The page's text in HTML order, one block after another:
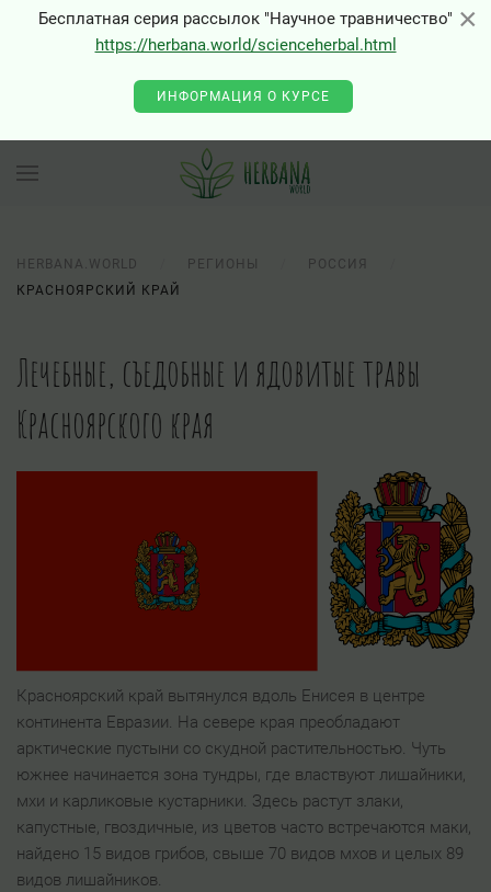
×
Бесплатная серия рассылок "Научное травничество"
https://herbana.world/scienceherbal.html
ИНФОРМАЦИЯ О КУРСЕ
HERBANA.WORLD РЕГИОНЫ
РОССИЯ
КРАСНОЯРСКИЙ КРАЙ
Лечебные, съедобные и ядовитые травы
Красноярского края
Красноярский край вытянулся вдоль Енисея в центре
континента Евразии. На севере края преобладают
арктические пустыни со скудной растительностью. Чуть
южнее начинается зона тундры, где властвуют лишайники,
мхи и карликовые кустарники. Здесь растут злаки,
капустные, гвоздичные, из цветов часто встречаются маки,
найдено 15 видов грибов, свыше 70 видов мхов и целых 89
видов лишайников.
×